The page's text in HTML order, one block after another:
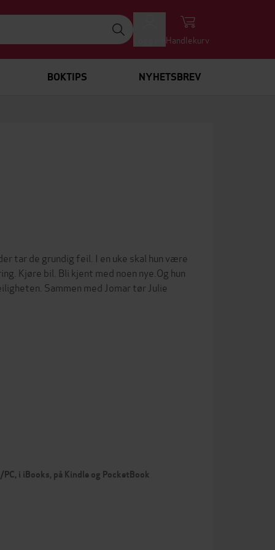
Handlekurv
BOKTIPS NYHETSBREV
tar de grundig feil. I en uke skal hun være
Kjøre bil. Bli kjent med noen nye.Og hun
Sammen med Jomar tør Julie
i iBooks, på Kindle og PocketBook